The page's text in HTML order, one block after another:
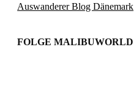
Auswanderer Blog Dänemark
FOLGE MALIBUWORLD